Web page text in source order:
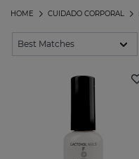
CUIDADO CORPORAL
HOME